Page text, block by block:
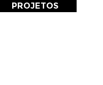
PROJETOS